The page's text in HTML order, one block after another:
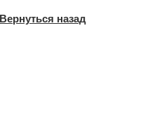
Вернуться назад